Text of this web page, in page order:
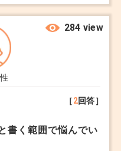
れ、解体費が数百万円
る場合、気を付けた方
と助かります。
［2回答］
284 view
書く範囲で悩んでい